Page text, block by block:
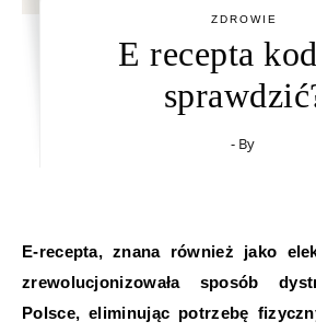
ZDROWIE
E recepta
- By
E-recepta, znana również jako
zrewolucjonizowała sposób
Polsce, eliminując potrzebę